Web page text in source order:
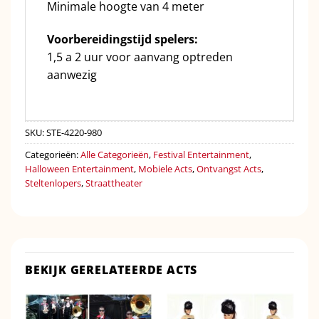
Minimale hoogte van 4 meter
Voorbereidingstijd spelers:
1,5 a 2 uur voor aanvang optreden
aanwezig
SKU:STE-4220-980
Categorieën:Alle Categorieën, Festival Entertainment,
Halloween Entertainment, Mobiele Acts,Ontvangst Acts,
Steltenlopers,Straattheater
BEKIJK GERELATEERDE ACTS